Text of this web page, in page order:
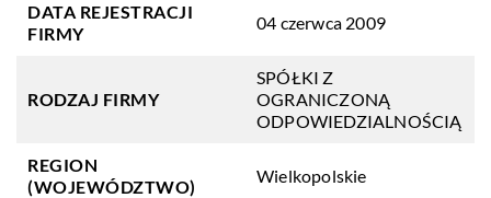
DATA REJESTRACJI
FIRMY
04 czerwca 2009
RODZAJ FIRMY
SPÓŁKI Z
OGRANICZONĄ
ODPOWIEDZIALNOŚCIĄ
REGION
(WOJEWÓDZTWO)
Wielkopolskie